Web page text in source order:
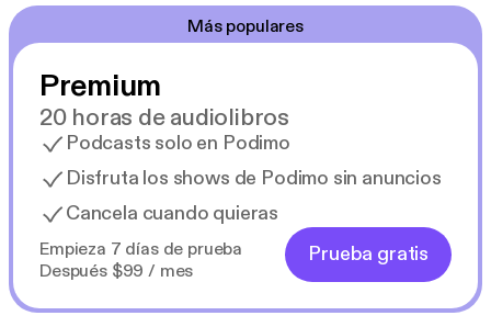
Más populares
Premium
20 horas de audiolibros
Podcasts solo en Podimo
Disfruta los shows de Podimo sin anuncios
Cancela cuando quieras
Empieza 7 días de prueba
Después $99 / mes
Prueba gratis